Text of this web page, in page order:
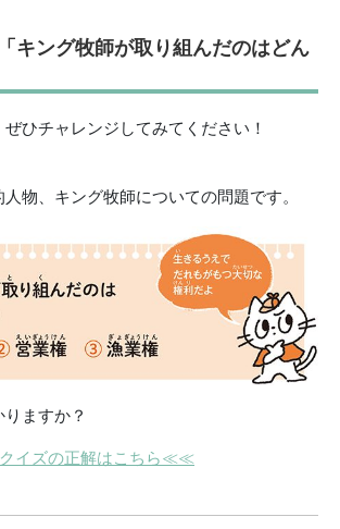
キング牧師が取り組んだのはどん
ひチャレンジしてみてください！
物、キング牧師についての問題です。
ますか？
クイズの正解はこちら≪≪